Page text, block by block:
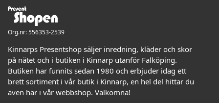
Org.nr: 556353-2539
Kinnarps Presentshop säljer inredning, kläder och skor
på nätet och i butiken i Kinnarp utanför Falköping.
Butiken har funnits sedan 1980 och erbjuder idag ett
brett sortiment i vår butik i Kinnarp, en hel del hittar du
även här i vår webbshop. Välkomna!